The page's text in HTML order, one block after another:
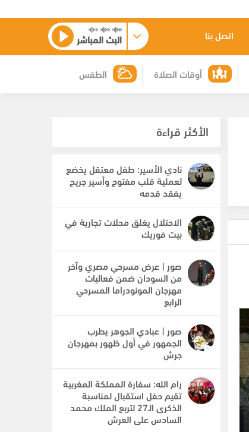
اتصل بنا البث المباشر
الطقس أوقات الصلاة
الأكثر قراءة
نادي الأسير: طفل معتقل يخضع
لعملية قلب مفتوح وأسير جريح
يفقد قدمه
الاحتلال يغلق محلات تجارية في
بيت فوريك
صور | عرض مسرحي مصري وآخر
من السودان ضمن فعاليات
مهرجان المونودراما المسرحي
الرابع
صور | عبادي الجوهر يطرب
الجمهور في أول ظهور بمهرجان
جرش
رام الله: سفارة المملكة المغربية
تقيم حفل استقبال لمناسبة
الذكرى الـ27 لتربع الملك محمد
السادس على العرش